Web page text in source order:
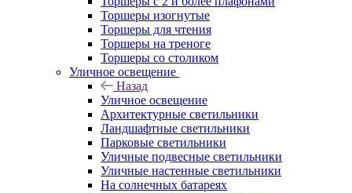
Торшеры изогнутые
Торшеры для чтения
Торшеры на треноге
Торшеры со столиком
Уличное освещение
Назад
Уличное освещение
Архитектурные светильники
Ландшафтные светильники
Парковые светильники
Уличные подвесные светильники
Уличные настенные светильники
На солнечных батареях